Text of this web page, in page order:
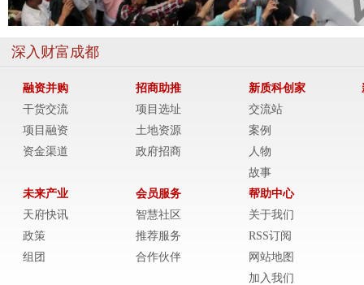
深入财富成都
融资并购
干货交流
项目融资
资金渠道
招商助推
项目选址
土地资源
政府招商
新质科创家
交流站
案例
人物
故事
未来产业
天府快讯
政策
组团
会员服务
智慧社区
推荐服务
合作伙伴
帮助中心
关于我们
RSS订阅
网站地图
加入我们